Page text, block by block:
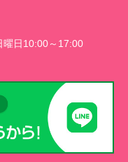
曜日10:00～17:00